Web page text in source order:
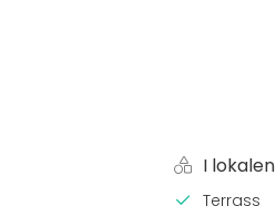
I lokalen
Terrass